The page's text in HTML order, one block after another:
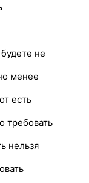
не
менее
есть
требовать
нельзя